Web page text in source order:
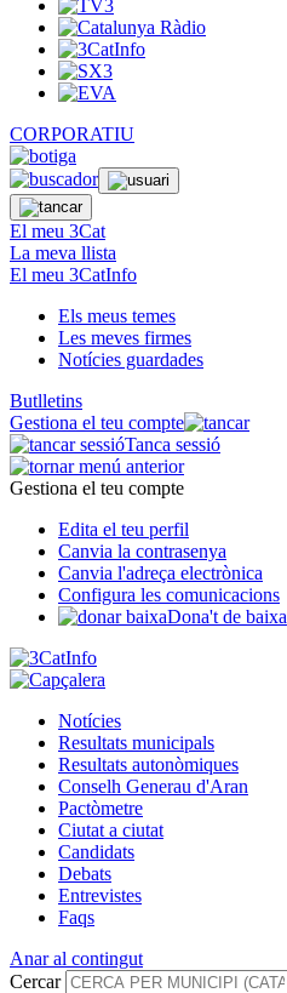
CORPORATIU
El meu 3Cat
La meva llista
El meu 3CatInfo
Els meus temes
Les meves firmes
Notícies guardades
Butlletins
Gestiona el teu compte
Tanca sessió
Gestiona el teu compte
Edita el teu perfil
Canvia la contrasenya
Canvia l'adreça electrònica
Configura les comunicacions
Dona't de baixa
Notícies
Resultats municipals
Resultats autonòmiques
Conselh Generau d'Aran
Pactòmetre
Ciutat a ciutat
Candidats
Debats
Entrevistes
Faqs
Anar al contingut
Cercar